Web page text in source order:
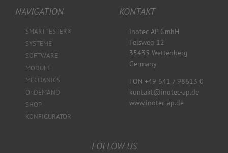
NAVIGATION
SMARTTESTER®
SYSTEME
SOFTWARE
MODULE
MECHANICS
OnDEMAND
SHOP
KONFIGURATOR
KONTAKT
inotec AP GmbH
Felsweg 12
35435 Wettenberg
Germany
FON +49 641 / 98613 0
kontakt@inotec-ap.de
www.inotec-ap.de
FOLLOW US